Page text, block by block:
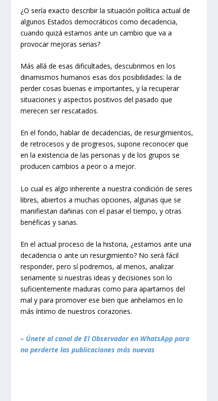
¿O sería exacto describir la situación política actual de
algunos Estados democráticos como decadencia,
cuando quizá estamos ante un cambio que va a
provocar mejoras serias?
Más allá de esas dificultades, descubrimos en los
dinamismos humanos esas dos posibilidades: la de
perder cosas buenas e importantes, y la recuperar
situaciones y aspectos positivos del pasado que
merecen ser rescatados.
En el fondo, hablar de decadencias, de resurgimientos,
de retrocesos y de progresos, supone reconocer que
en la existencia de las personas y de los grupos se
producen cambios a peor o a mejor.
Lo cual es algo inherente a nuestra condición de seres
libres, abiertos a muchas opciones, algunas que se
manifiestan dañinas con el pasar el tiempo, y otras
benéficas y sanas.
En el actual proceso de la historia, ¿estamos ante una
decadencia o ante un resurgimiento? No será fácil
responder, pero sí podremos, al menos, analizar
seriamente si nuestras ideas y decisiones son lo
suficientemente maduras como para apartarnos del
mal y para promover ese bien que anhelamos en lo
más íntimo de nuestros corazones.
– Únete al canal de El Observador en WhatsApp para
no perderte las publicaciones más nuevas